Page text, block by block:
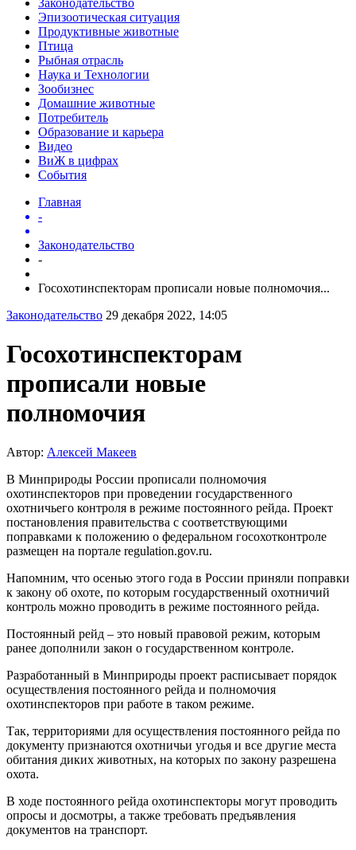
Эпизоотическая ситуация
Продуктивные животные
Птица
Рыбная отрасль
Наука и Технологии
Зообизнес
Домашние животные
Потребитель
Образование и карьера
Видео
ВиЖ в цифрах
События
Главная
-
Законодательство
-
Госохотинспекторам прописали новые полномочия...
Законодательство 29 декабря 2022, 14:05
Госохотинспекторам
прописали новые
полномочия
Автор: Алексей Макеев
В Минприроды России прописали полномочия
охотинспекторов при проведении государственного
охотничьего контроля в режиме постоянного рейда. Проект
постановления правительства с соответствующими
поправками к положению о федеральном госохотконтроле
размещен на портале regulation.gov.ru.
Напомним, что осенью этого года в России приняли поправки
к закону об охоте, по которым государственный охотничий
контроль можно проводить в режиме постоянного рейда.
Постоянный рейд – это новый правовой режим, которым
ранее дополнили закон о государственном контроле.
Разработанный в Минприроды проект расписывает порядок
осуществления постоянного рейда и полномочия
охотинспекторов при работе в таком режиме.
Так, территориями для осуществления постоянного рейда по
документу признаются охотничьи угодья и все другие места
обитания диких животных, на которых по закону разрешена
охота.
В ходе постоянного рейда охотинспекторы могут проводить
опросы и досмотры, а также требовать предъявления
документов на транспорт.